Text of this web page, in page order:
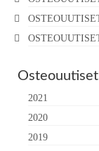
2021
2020
2019